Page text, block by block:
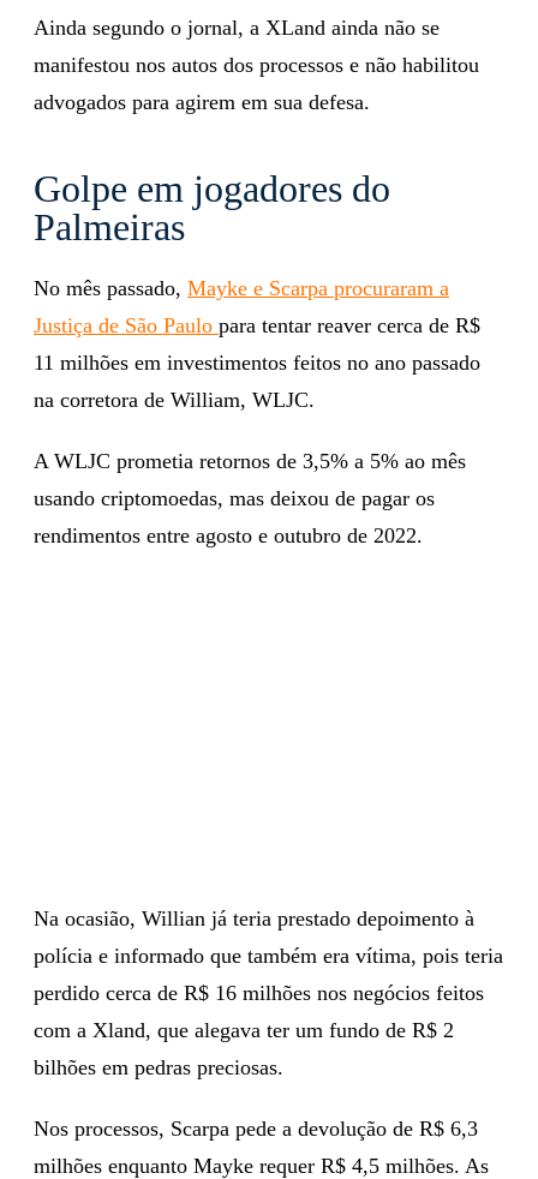
Ainda segundo o jornal, a XLand ainda não se
manifestou nos autos dos processos e não habilitou
advogados para agirem em sua defesa.
Golpe em jogadores do
Palmeiras
No mês passado, Mayke e Scarpa procuraram a
Justiça de São Paulo para tentar reaver cerca de R$
11 milhões em investimentos feitos no ano passado
na corretora de William, WLJC.
A WLJC prometia retornos de 3,5% a 5% ao mês
usando criptomoedas, mas deixou de pagar os
rendimentos entre agosto e outubro de 2022.
Na ocasião, Willian já teria prestado depoimento à
polícia e informado que também era vítima, pois teria
perdido cerca de R$ 16 milhões nos negócios feitos
com a Xland, que alegava ter um fundo de R$ 2
bilhões em pedras preciosas.
Nos processos, Scarpa pede a devolução de R$ 6,3
milhões enquanto Mayke requer R$ 4,5 milhões. As